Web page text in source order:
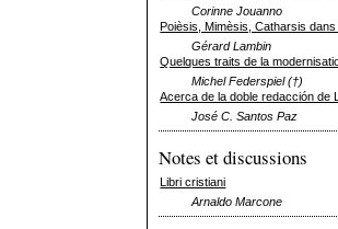
Corinne Jouanno
Poièsis, Mimèsis, Catharsis
Gérard Lambin
Quelques traits de la
Michel Federspiel (†)
Acerca de la doble redacción de
José C. Santos Paz
Notes et discussions
Libri cristiani
Arnaldo Marcone